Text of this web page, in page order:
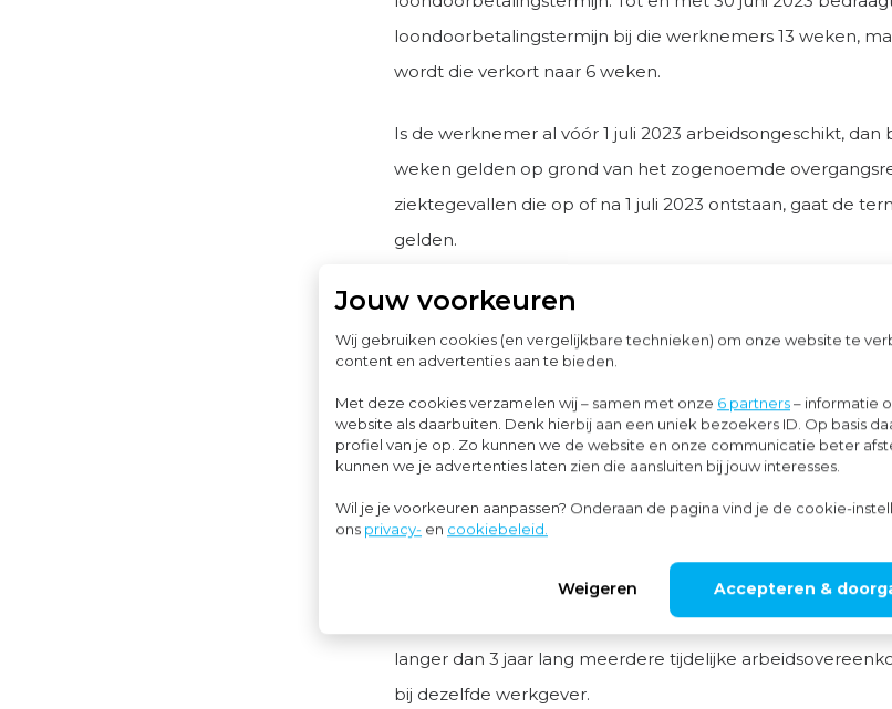
Jouw voorkeuren
Wij gebruiken cookies (en vergelijkbare technieken) om onze website te
content en advertenties aan te bieden.
Met deze cookies verzamelen wij – samen met onze 6 partners– informatie
website als daarbuiten. Denk hierbij aan een uniek bezoekers ID. Op basis
profiel van je op. Zo kunnen we de website en onze communicatie beter
kunnen we je advertenties laten zien die aansluiten bij jouw interesses.
Wil je je voorkeuren aanpassen? Onderaan de pagina vind je de cookie-
ons privacy- en cookiebeleid.
Weigeren Accepteren &
loondoorbetalingstermijn bij die werknemers 13 weken,
wordt die verkort naar 6 weken.
Is de werknemer al vóór 1 juli 2023 arbeidsongeschikt, dan
weken gelden op grond van het zogenoemde
ziektegevallen die op of na 1 juli 2023 ontstaan, gaat de
gelden.
De re-integratieverplichtingen en het opzegverbod tijdens
ers niet gedurende 2 jaar, maar gedurende dezelfde
loondoorbetalingsverplichting. Dus 6 weken of, als het
toepassing is, 13 weken.
Keten van arbeidsovereenkomsten voor
arbeidsovereenkomst voor onbepaalde tijd wanneer de
arbeidsovereenkomst voor bepaalde tijd ontvangt, of
langer dan 3 jaar lang meerdere tijdelijke
bij dezelfde werkgever.